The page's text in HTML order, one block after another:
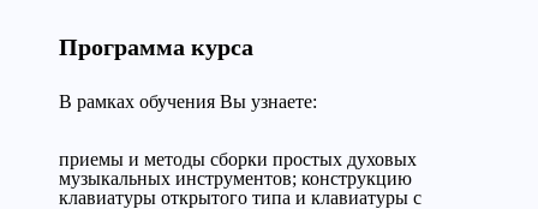
Программа курса
В рамках обучения Вы узнаете:
приемы и методы сборки простых духовых
музыкальных инструментов; конструкцию
клавиатуры открытого типа и клавиатуры с